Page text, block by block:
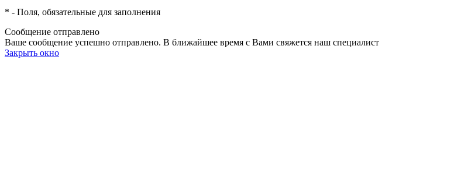
* - Поля, обязательные для заполнения
Сообщение отправлено
Ваше сообщение успешно отправлено. В ближайшее время с Вами свяжется наш специалист
Закрыть окно